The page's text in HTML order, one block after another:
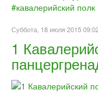
кавалерийский полк
Суббота, 18 июля 2015
1